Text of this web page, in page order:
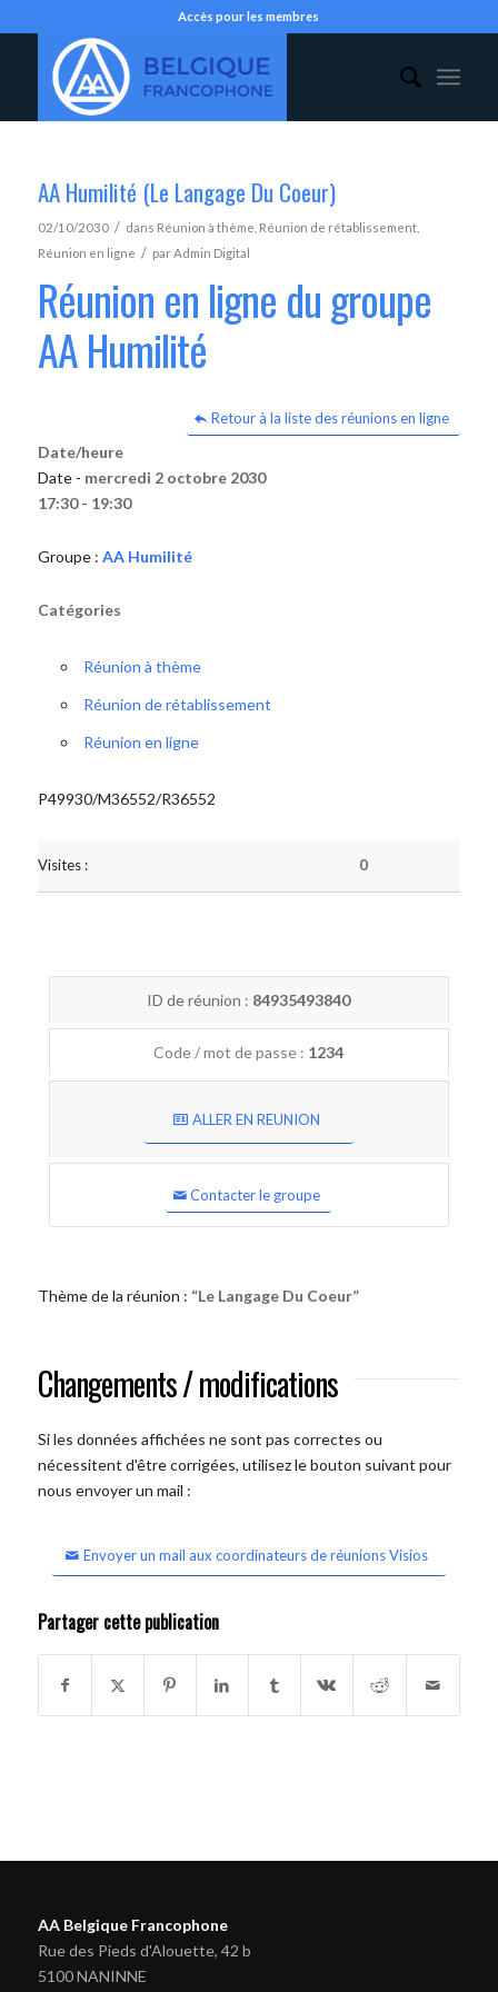
Accès pour les membres
AA Humilité (Le Langage Du Coeur)
02/10/2030 / dans Réunion à thème Réunion de rétablissement,
Réunion en ligne / parAdmin Digital
Réunion en ligne du groupe
AA Humilité
Retour à la liste des réunions en ligne
Date/heure
Date - mercredi 2 octobre 2030
17:30 - 19:30
Groupe : AA Humilité
Catégories
Réunion à thème
Réunion de rétablissement
Réunion en ligne
P49930/M36552/R36552
Visites : 0
ID de réunion : 84935493840
Code / mot de passe : 1234
ALLER EN REUNION
Contacter le groupe
Thème de la réunion : “Le Langage Du Coeur”
Changements / modifications
Si les données affichées ne sont pas correctes ou
nécessitent d'être corrigées, utilisez le bouton suivant pour
nous envoyer un mail :
Envoyer un mail aux coordinateurs de réunions Visios
Partager cette publication
AA Belgique Francophone
Rue des Pieds d'Alouette, 42 b
5100 NANINNE